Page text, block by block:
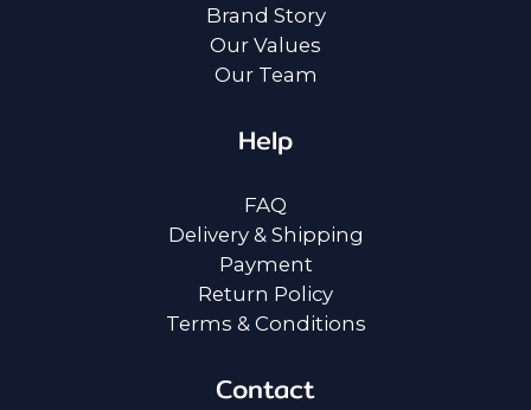
Brand Story
Our Values
Our Team
Help
FAQ
Delivery & Shipping
Payment
Return Policy
Terms & Conditions
Contact